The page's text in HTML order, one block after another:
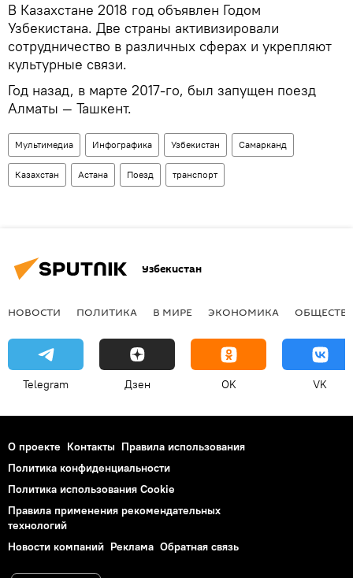
В Казахстане 2018 год объявлен Годом
Узбекистана. Две страны активизировали
сотрудничество в различных сферах и укрепляют
культурные связи.
Год назад, в марте 2017-го, был запущен поезд
Алматы — Ташкент.
Мультимедиа Инфографика Узбекистан Самарканд
Казахстан Астана Поезд транспорт
Узбекистан
НОВОСТИ ПОЛИТИКА В МИРЕ ЭКОНОМИКА
Telegram Дзен OK VK
О проекте Контакты Правила использования
Политика конфиденциальности
Политика использования Cookie
Правила применения рекомендательных
технологий
Новости компаний Реклама Обратная связь